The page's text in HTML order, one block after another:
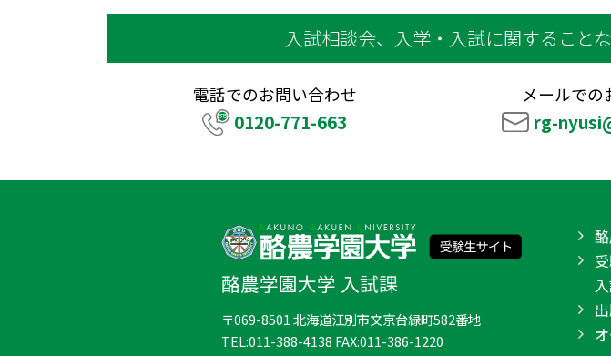
入試相談会、入学・入試に関すること
電話でのお問い合わせ
0120-771-663
メールでの
rg-
酪農学園大学 入試課
〒069-8501 北海道江別市文京台緑町582番地
TEL:011-388-4138 FAX:011-386-1220